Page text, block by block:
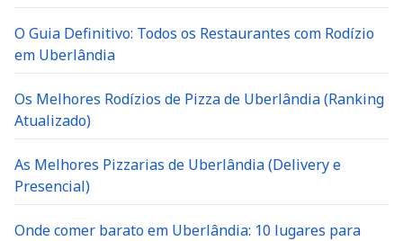
O Guia Definitivo: Todos os Restaurantes com Rodízio
em Uberlândia
Os Melhores Rodízios de Pizza de Uberlândia (Ranking
Atualizado)
As Melhores Pizzarias de Uberlândia (Delivery e
Presencial)
Onde comer barato em Uberlândia: 10 lugares para